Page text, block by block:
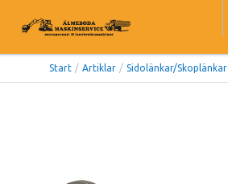
Start / Artiklar / Sidolänkar/Skoplänkar